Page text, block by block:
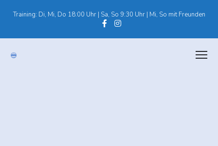
Training: Di, Mi, Do 18:00 Uhr | Sa, So 9:30 Uhr | Mi, So mit Freunden